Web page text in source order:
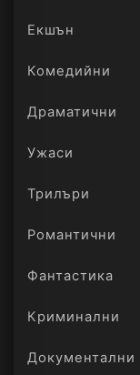
Екшън
Комедийни
Драматични
Ужаси
Трилъри
онлайн
Романтични
Фантастика
Криминални
Документални